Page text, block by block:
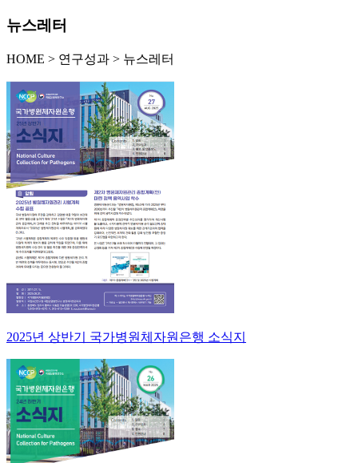
뉴스레터
HOME > 연구성과 > 뉴스레터
2025년 상반기 국가병원체자원은행 소식지